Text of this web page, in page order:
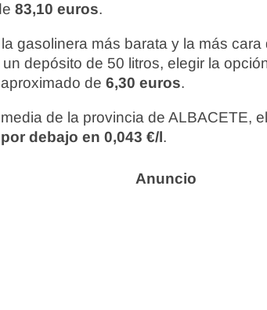
83,10 euros.
gasolinera más barata y la más
un depósito de 50 litros, elegir la
de 6,30 euros.
de la provincia de ALBACETE,
por debajo en 0,043 €/l.